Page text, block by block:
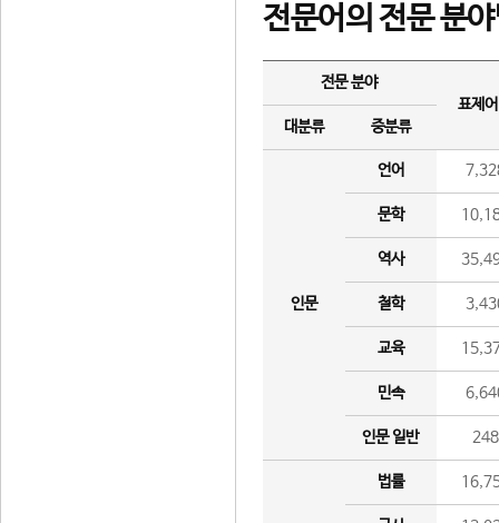
전문어의 전문 분
전문 분야
표제
대분류
중분류
인문
언어
문학
역사
철학
교육
민속
인문 일반 248
법률